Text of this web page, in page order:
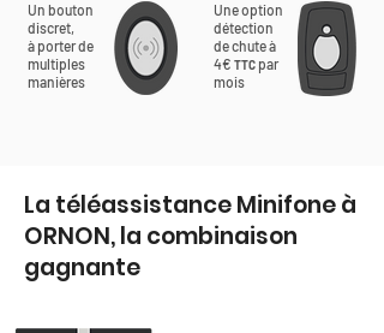
Un bouton
discret,
à porter de
multiples
manières
Une option
détection
de chute à
4€ TTC par
mois
La téléassistance Minifone à
ORNON, la combinaison
gagnante